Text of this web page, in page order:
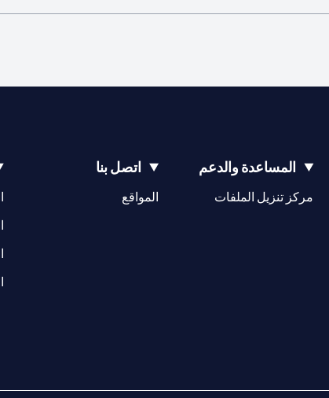
المساعدة والدعم
مركز تنزيل الملفات
اتصل بنا
المواقع
(opens in a new tab)